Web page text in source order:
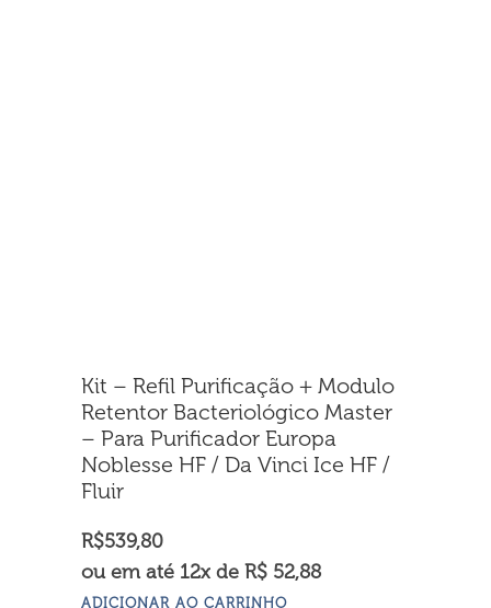
Kit – Refil Purificação + Modulo
Retentor Bacteriológico Master
– Para Purificador Europa
Noblesse HF / Da Vinci Ice HF /
Fluir
R$539,80
ou em até 12x de R$ 52,88
ADICIONAR AO CARRINHO